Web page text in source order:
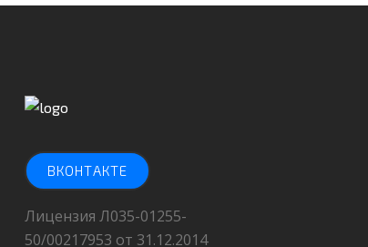
ВКОНТАКТЕ
Лицензия Л035-01255-
50/00217953 от 31.12.2014